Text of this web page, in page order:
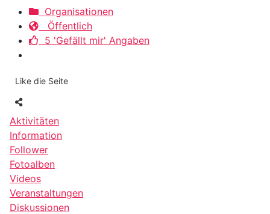
Organisationen
Öffentlich
5 'Gefällt mir' Angaben
Like die Seite
Aktivitäten
Information
Follower
Fotoalben
Videos
Veranstaltungen
Diskussionen